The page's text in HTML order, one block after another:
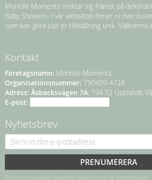
Montille Moments inriktar sig främst på
Baby Showers. I vår webshop finner ni över
som kan göra just er tillställning unik. Välkomna
Kontakt
Företagsnamn: Montille Moments
Organisationsnummer: 790409-4724
Adress: Åsbacksvägen 7A, 194 52 Upplands
E-post:
Nyhetsbrev
PRENUMERERA
Dina personuppgifter behandlas i enlighet med vår integritetspolicy.